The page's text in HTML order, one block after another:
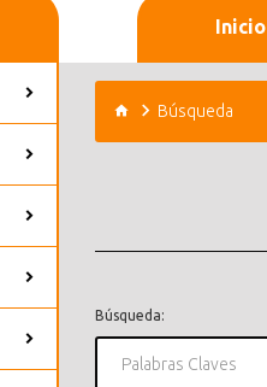
Inicio
Búsqueda
Búsqueda: